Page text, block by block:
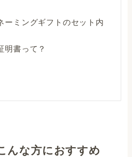
ーミングギフトのセット内
明書って？
んな方におすすめ